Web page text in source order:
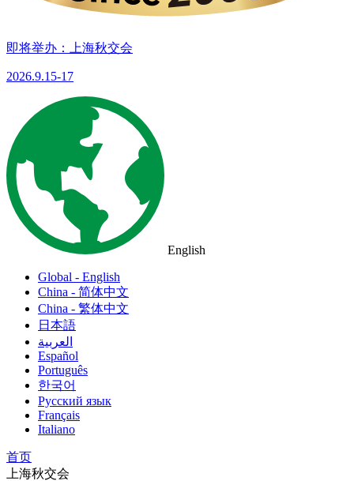
即将举办：上海秋交会
2026.9.15-17
English
Global - English
China - 简体中文
China - 繁体中文
日本語
العربية
Español
Português
한국어
Русский язык
Français
Italiano
首页
上海秋交会